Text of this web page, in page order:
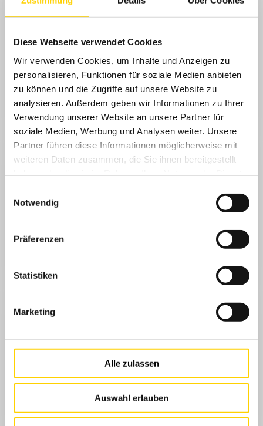
Diese Webseite verwendet Cookies
Wir verwenden Cookies, um Inhalte und Anzeigen zu
personalisieren, Funktionen für soziale Medien anbieten
zu können und die Zugriffe auf unsere Website zu
analysieren. Außerdem geben wir Informationen zu Ihrer
Verwendung unserer Website an unsere Partner für
soziale Medien, Werbung und Analysen weiter. Unsere
Partner führen diese Informationen möglicherweise mit
weiteren Daten zusammen, die Sie ihnen bereitgestellt
Notwendig
Präferenzen
Statistiken
Marketing
Alle zulassen
Auswahl erlauben
Landesakademie für die musizierende Jugend in
Baden-Württemberg | Schlossbezirk 6
88416 Ochsenhausen | Telefon: 07352 9110-0
Referenten
Evelyn Fink-Mennel (Geige, Singen/Jodeln)
Christoph Lambertz (Klarinette/Singen)
Sebastian Gröller (Trompete)
Felix Huber (Bläser/Kontrabass)
Stefan Christl (Akkordeon)
Telefon: 0178 3466679 | E-Mail: vmseminar@t-online.de
*ACHTUNG: Bitte beachtet, dass der Anmeldeschluss aus organisatorischen
BW.
Hier geht's zum Anmeldeformular
Bitte ausgefüllt und unterschrieben gerne per Email oder per Post an o.g.
Adresse senden. Eine Anmeldebestätigung wird erst nach dem